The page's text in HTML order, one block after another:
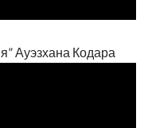
Ауэзхана Кодара